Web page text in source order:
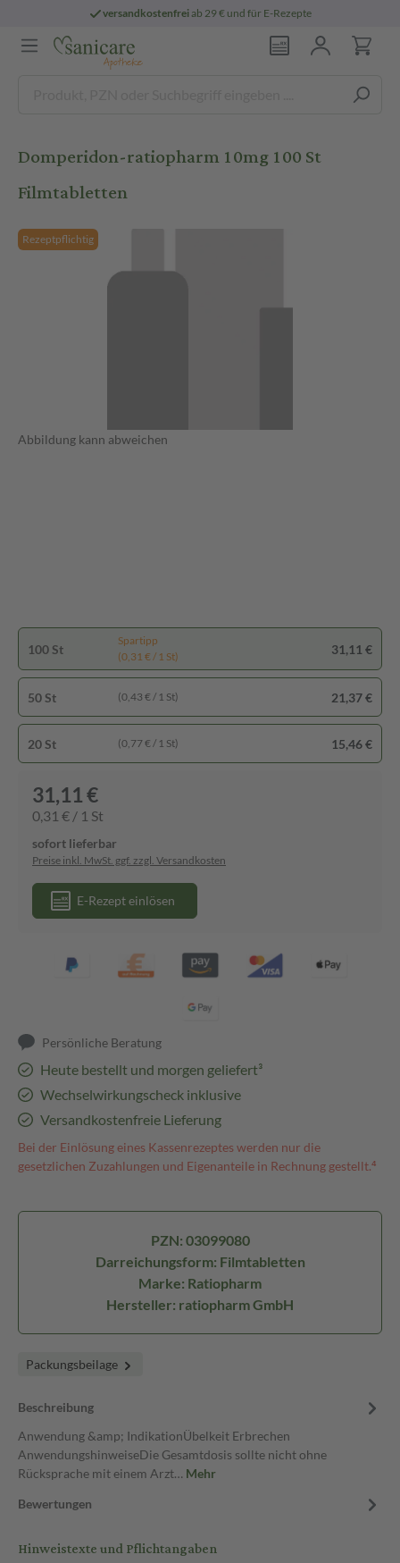
versandkostenfreiab 29 € und für E-Rezepte
Domperidon-ratiopharm 10mg 100 St
Filmtabletten
Rezeptpflichtig
Abbildung kann abweichen
100 St
Spartipp
(0,31 € / 1 St)
31,11 €
50 St (0,43 € / 1 St) 21,37 €
20 St (0,77 € / 1 St) 15,46 €
31,11 €
0,31 € / 1 St
sofort lieferbar
Preise inkl. MwSt. ggf. zzgl. Versandkosten
E-Rezept einlösen
Persönliche Beratung
Heute bestellt und morgen geliefert³
Wechselwirkungscheck inklusive
Versandkostenfreie Lieferung
Bei der Einlösung eines Kassenrezeptes werden nur die
gesetzlichen Zuzahlungen und Eigenanteile in Rechnung gestellt.⁴
PZN: 03099080
Darreichungsform: Filmtabletten
Marke: Ratiopharm
Hersteller: ratiopharm GmbH
Packungsbeilage
Beschreibung
Anwendung &amp; IndikationÜbelkeit Erbrechen
AnwendungshinweiseDie Gesamtdosis sollte nicht ohne
Rücksprache mit einem Arzt… Mehr
Bewertungen
Hinweistexte und Pflichtangaben